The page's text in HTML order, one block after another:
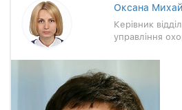
Оксана
Керiвник
управлiння